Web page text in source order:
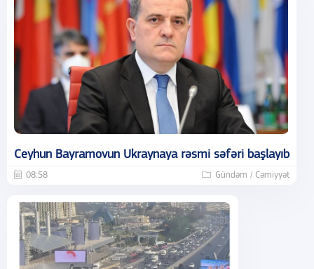
Ceyhun Bayramovun Ukraynaya rəsmi səfəri başlayıb
08:58 Gündəm / Cəmiyyət